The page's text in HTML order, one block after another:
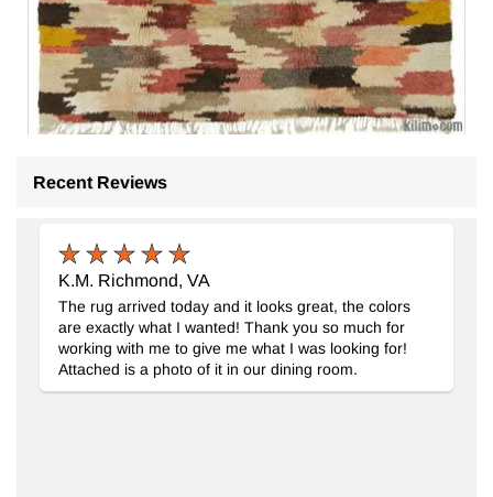
Çok Renkli Yeni Anadolu Tülü
Recent Reviews
K.M. Richmond, VA
The rug arrived today and it looks great, the colors
are exactly what I wanted! Thank you so much for
working with me to give me what I was looking for!
Attached is a photo of it in our dining room.